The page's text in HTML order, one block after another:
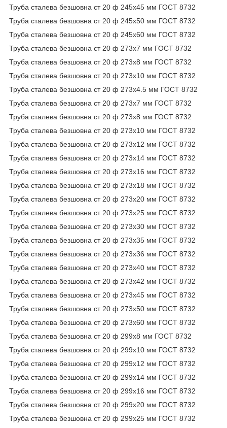
Труба сталева безшовна ст 20 ф 245х45 мм ГОСТ 8732
Труба сталева безшовна ст 20 ф 245х50 мм ГОСТ 8732
Труба сталева безшовна ст 20 ф 245х60 мм ГОСТ 8732
Труба сталева безшовна ст 20 ф 273х7 мм ГОСТ 8732
Труба сталева безшовна ст 20 ф 273х8 мм ГОСТ 8732
Труба сталева безшовна ст 20 ф 273х10 мм ГОСТ 8732
Труба сталева безшовна ст 20 ф 273х4.5 мм ГОСТ 8732
Труба сталева безшовна ст 20 ф 273х7 мм ГОСТ 8732
Труба сталева безшовна ст 20 ф 273х8 мм ГОСТ 8732
Труба сталева безшовна ст 20 ф 273х10 мм ГОСТ 8732
Труба сталева безшовна ст 20 ф 273х12 мм ГОСТ 8732
Труба сталева безшовна ст 20 ф 273х14 мм ГОСТ 8732
Труба сталева безшовна ст 20 ф 273х16 мм ГОСТ 8732
Труба сталева безшовна ст 20 ф 273х18 мм ГОСТ 8732
Труба сталева безшовна ст 20 ф 273х20 мм ГОСТ 8732
Труба сталева безшовна ст 20 ф 273х25 мм ГОСТ 8732
Труба сталева безшовна ст 20 ф 273х30 мм ГОСТ 8732
Труба сталева безшовна ст 20 ф 273х35 мм ГОСТ 8732
Труба сталева безшовна ст 20 ф 273х36 мм ГОСТ 8732
Труба сталева безшовна ст 20 ф 273х40 мм ГОСТ 8732
Труба сталева безшовна ст 20 ф 273х42 мм ГОСТ 8732
Труба сталева безшовна ст 20 ф 273х45 мм ГОСТ 8732
Труба сталева безшовна ст 20 ф 273х50 мм ГОСТ 8732
Труба сталева безшовна ст 20 ф 273х60 мм ГОСТ 8732
Труба сталева безшовна ст 20 ф 299х8 мм ГОСТ 8732
Труба сталева безшовна ст 20 ф 299х10 мм ГОСТ 8732
Труба сталева безшовна ст 20 ф 299х12 мм ГОСТ 8732
Труба сталева безшовна ст 20 ф 299х14 мм ГОСТ 8732
Труба сталева безшовна ст 20 ф 299х16 мм ГОСТ 8732
Труба сталева безшовна ст 20 ф 299х20 мм ГОСТ 8732
Труба сталева безшовна ст 20 ф 299х25 мм ГОСТ 8732